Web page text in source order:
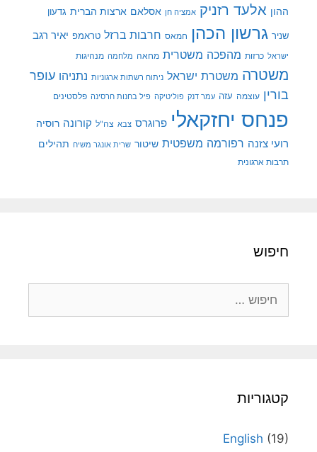
ההון אלעד רזניק אמציה חן אסלאם ארצות הברית גדעון
שניר גרשון הכהן חמאס חרבות ברזל טראמפ יאיר רגב
ישראל כרזות מהפכה משטרית מחאה מלחמה מנהיגות
משטרה משטרת ישראל ניתוח רשתות ארגוניות נתניהו עופר
בורין עוצמה עזה עמר דנק פוליטיקה פיל בחנות חרסינה פלסטינים
פנחס יחזקאלי פרוגרס צבא צה"ל קורונה רוסיה
רועי צזנה רפורמה משפטית שיטור שרית אונגר משיח תהילים
תרבות ארגונית
חיפוש
קטגוריות
English (19)